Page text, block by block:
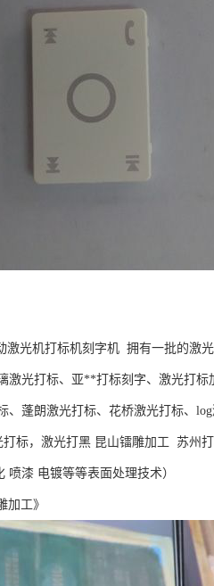
光机打标机刻字机 拥有一批的激
激光打标、亚**打标刻字、激光打
蓬朗激光打标、花桥激光打标、
标，激光打黑 昆山镭雕加工 苏
漆 电镀等等表面处理技术）
工》